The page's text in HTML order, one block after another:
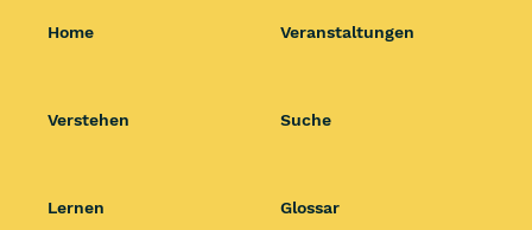
Home
Verstehen
Lernen
Veranstaltungen
Suche
Glossar